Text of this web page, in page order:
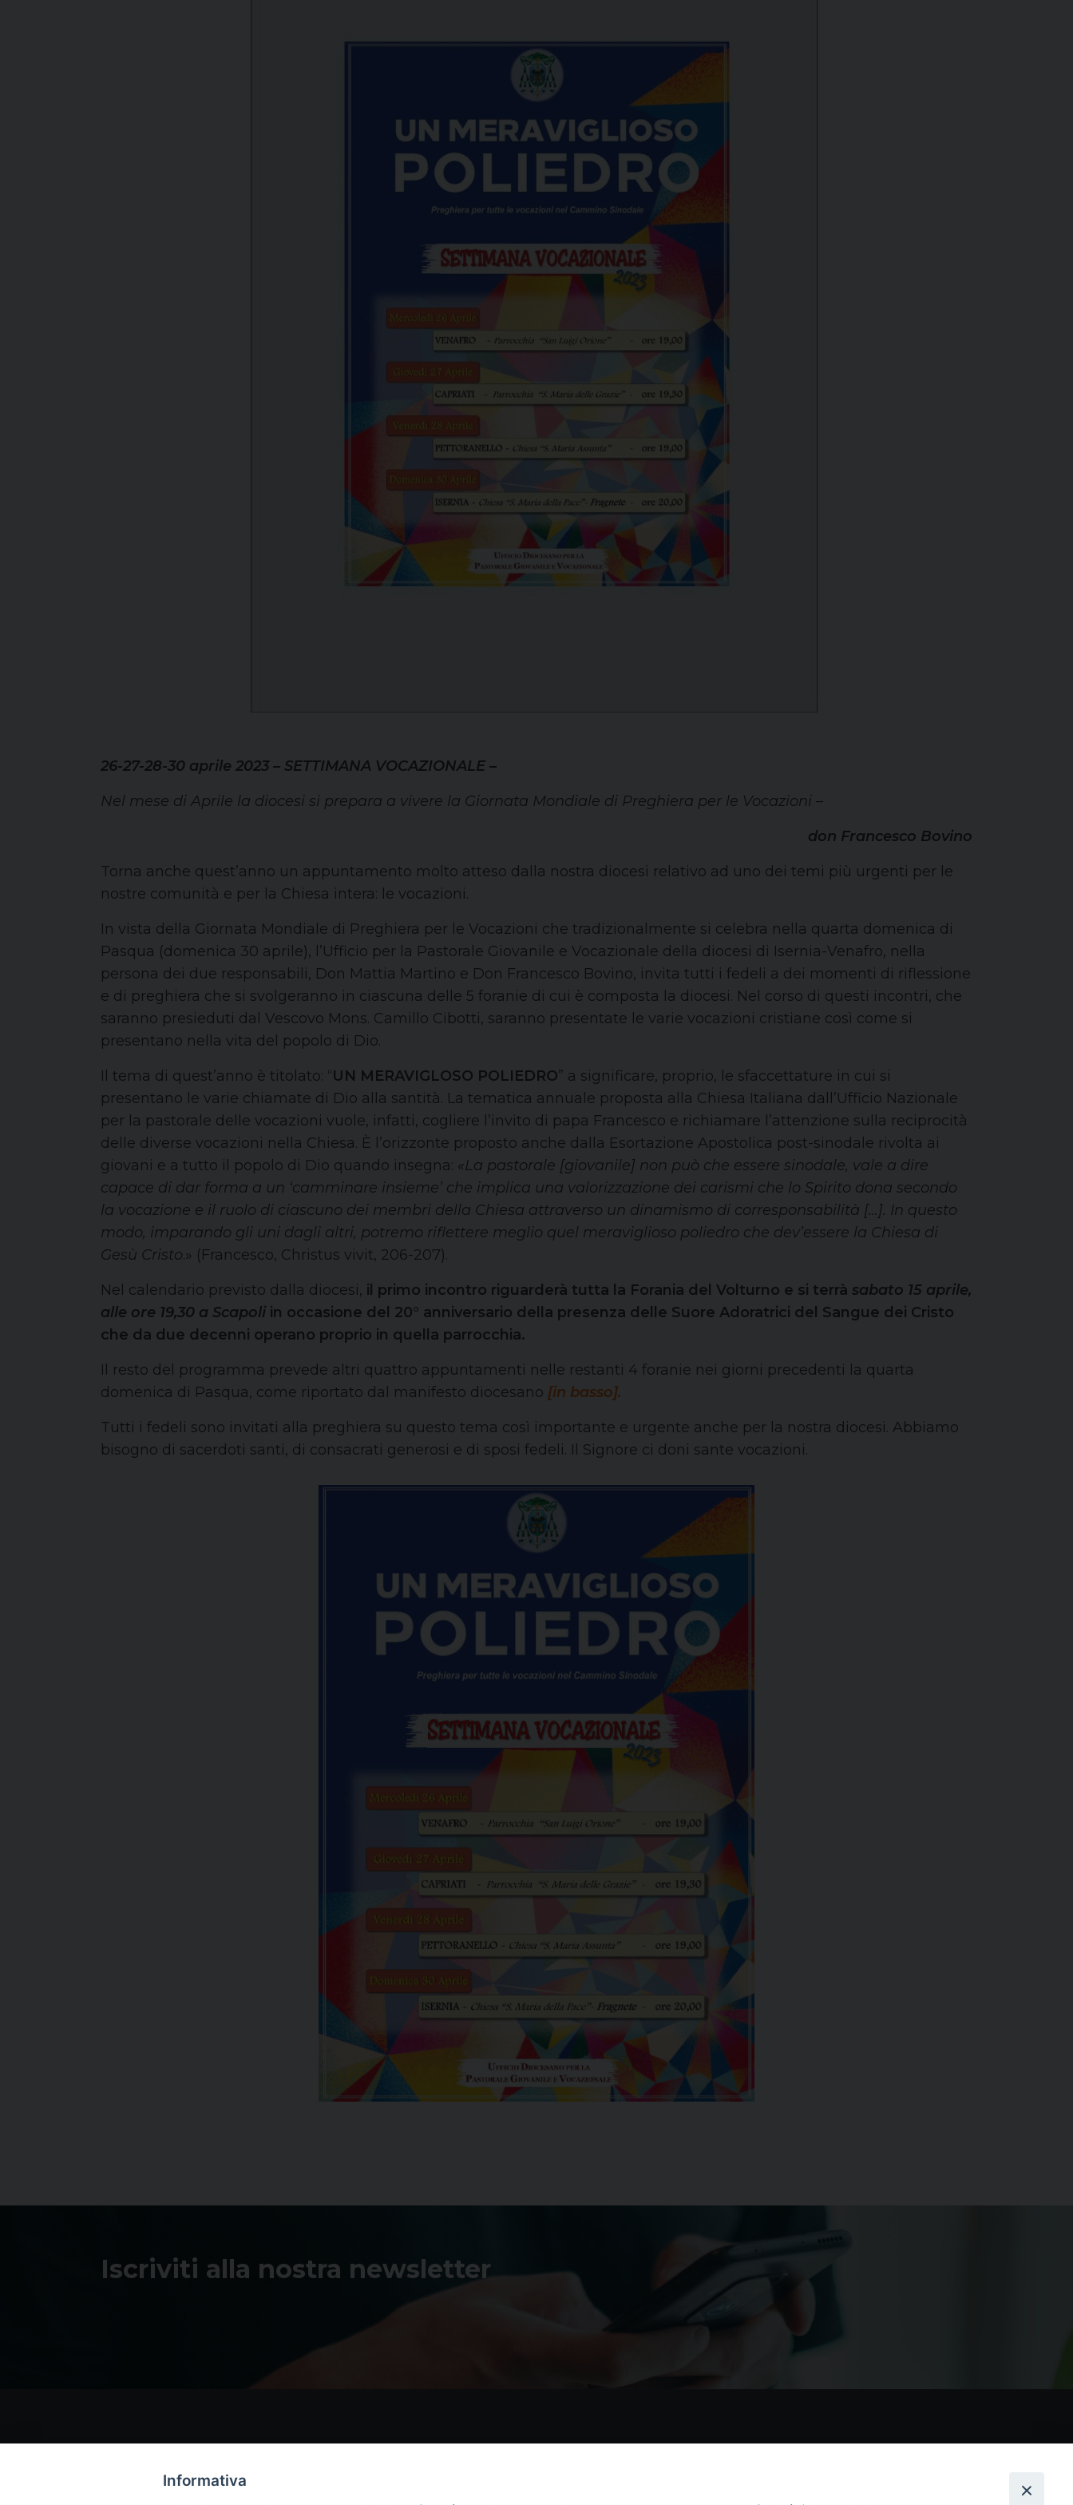
26-27-28-30 aprile 2023 – SETTIMANA VOCAZIONALE –
Nel mese di Aprile la diocesi si prepara a vivere la Giornata Mondiale di Preghiera per le Vocazioni –
don Francesco Bovino
Torna anche quest’anno un appuntamento molto atteso dalla nostra diocesi relativo ad uno dei temi più urgenti per le
nostre comunità e per la Chiesa intera: le vocazioni.
In vista della Giornata Mondiale di Preghiera per le Vocazioni che tradizionalmente si celebra nella quarta domenica di
Pasqua (domenica 30 aprile), l’Ufficio per la Pastorale Giovanile e Vocazionale della diocesi di Isernia-Venafro, nella
persona dei due responsabili, Don Mattia Martino e Don Francesco Bovino, invita tutti i fedeli a dei momenti di riflessione
e di preghiera che si svolgeranno in ciascuna delle 5 foranie di cui è composta la diocesi. Nel corso di questi incontri, che
saranno presieduti dal Vescovo Mons. Camillo Cibotti, saranno presentate le varie vocazioni cristiane così come si
presentano nella vita del popolo di Dio.
Il tema di quest’anno è titolato: “UN MERAVIGLOSO POLIEDRO” a significare, proprio, le sfaccettature in cui si
presentano le varie chiamate di Dio alla santità. La tematica annuale proposta alla Chiesa Italiana dall’Ufficio Nazionale
per la pastorale delle vocazioni vuole, infatti, cogliere l’invito di papa Francesco e richiamare l’attenzione sulla reciprocità
delle diverse vocazioni nella Chiesa. È l’orizzonte proposto anche dalla Esortazione Apostolica post-sinodale rivolta ai
giovani e a tutto il popolo di Dio quando insegna: «La pastorale [giovanile] non può che essere sinodale, vale a dire
capace di dar forma a un ‘camminare insieme’ che implica una valorizzazione dei carismi che lo Spirito dona secondo
la vocazione e il ruolo di ciascuno dei membri della Chiesa attraverso un dinamismo di corresponsabilità […]. In questo
modo, imparando gli uni dagli altri, potremo riflettere meglio quel meraviglioso poliedro che dev’essere la Chiesa di
Gesù Cristo.» (Francesco, Christus vivit, 206-207).
Nel calendario previsto dalla diocesi, il primo incontro riguarderà tutta la Forania del Volturno e si terrà sabato 15 aprile,
alle ore 19,30 a Scapoli in occasione del 20° anniversario della presenza delle Suore Adoratrici del Sangue dei Cristo
che da due decenni operano proprio in quella parrocchia.
Il resto del programma prevede altri quattro appuntamenti nelle restanti 4 foranie nei giorni precedenti la quarta
domenica di Pasqua, come riportato dal manifesto diocesano [in basso].
Tutti i fedeli sono invitati alla preghiera su questo tema così importante e urgente anche per la nostra diocesi. Abbiamo
bisogno di sacerdoti santi, di consacrati generosi e di sposi fedeli. Il Signore ci doni sante vocazioni.
Iscriviti alla nostra newsletter
Piazza Andrea D'Isernia, 2
Informativa